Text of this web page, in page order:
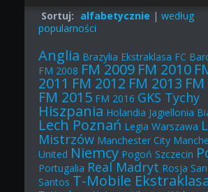
Sortuj: alfabetycznie | według
popularności
Anglia Brazylia Ekstraklasa FC
FM 2008 FM 2009 FM 2010
2011 FM 2012 FM 2013
FM 2015 FM 2016 GKS Tychy
Hiszpania Holandia Jagiellonia
Lech Poznań Legia Warszawa
Mistrzów Manchester City
United Niemcy Pogoń Szczecin
Portugalia Real Madryt Rosja
Santos T-Mobile